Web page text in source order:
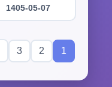
1405-05-07
1
2
3